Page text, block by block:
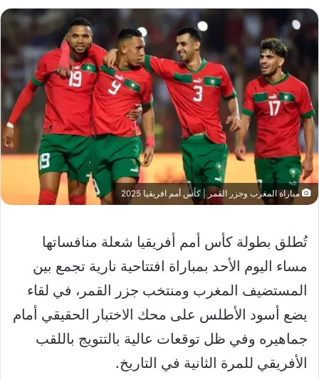
إلكترونيا
مباراة المغرب وجزر القمر | كأس أمم افريقيا 2025
تُطلق بطولة كأس أمم أفريقيا شعلة منافساتها
مساء اليوم الأحد بمباراة افتتاحية نارية تجمع بين
المستضيف المغرب ومنتخب جزر القمر، في لقاء
يضع أسود الأطلس على محك الاختبار الحقيقي أمام
جماهيره وفي ظل توقعات عالية بالتتويج باللقب
الأفريقي للمرة الثانية في التاريخ.